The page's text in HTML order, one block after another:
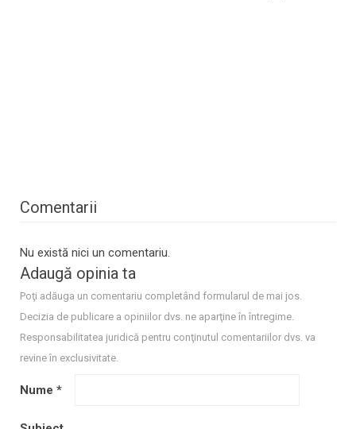
Comentarii
Nu există nici un comentariu.
Adaugă opinia ta
Poţi adăuga un comentariu completând formularul de mai jos.
Decizia de publicare a opiniilor dvs. ne aparţine în întregime.
Responsabilitatea juridică pentru conţinutul comentariilor dvs. va
revine în exclusivitate.
Nume *